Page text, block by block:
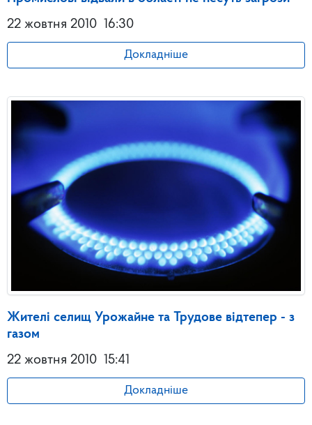
22 жовтня 2010 16:30
Докладніше
Жителі селищ Урожайне та Трудове відтепер - з
газом
22 жовтня 2010 15:41
Докладніше